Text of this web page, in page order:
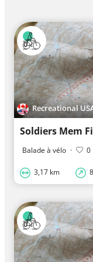
Recreational
Soldiers Mem
Balade à vélo · 0
3,17 km